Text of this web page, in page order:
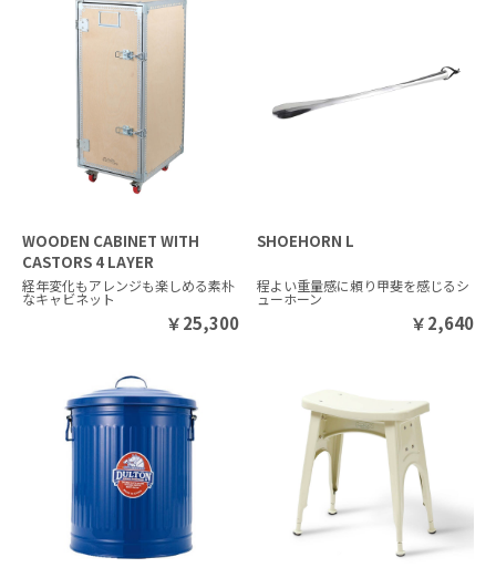
WOODEN CABINET WITH
CASTORS 4 LAYER
経年変化もアレンジも楽しめる素朴
なキャビネット
￥25,300
SHOEHORN L
程よい重量感に頼り甲斐を感じるシ
ューホーン
￥2,640